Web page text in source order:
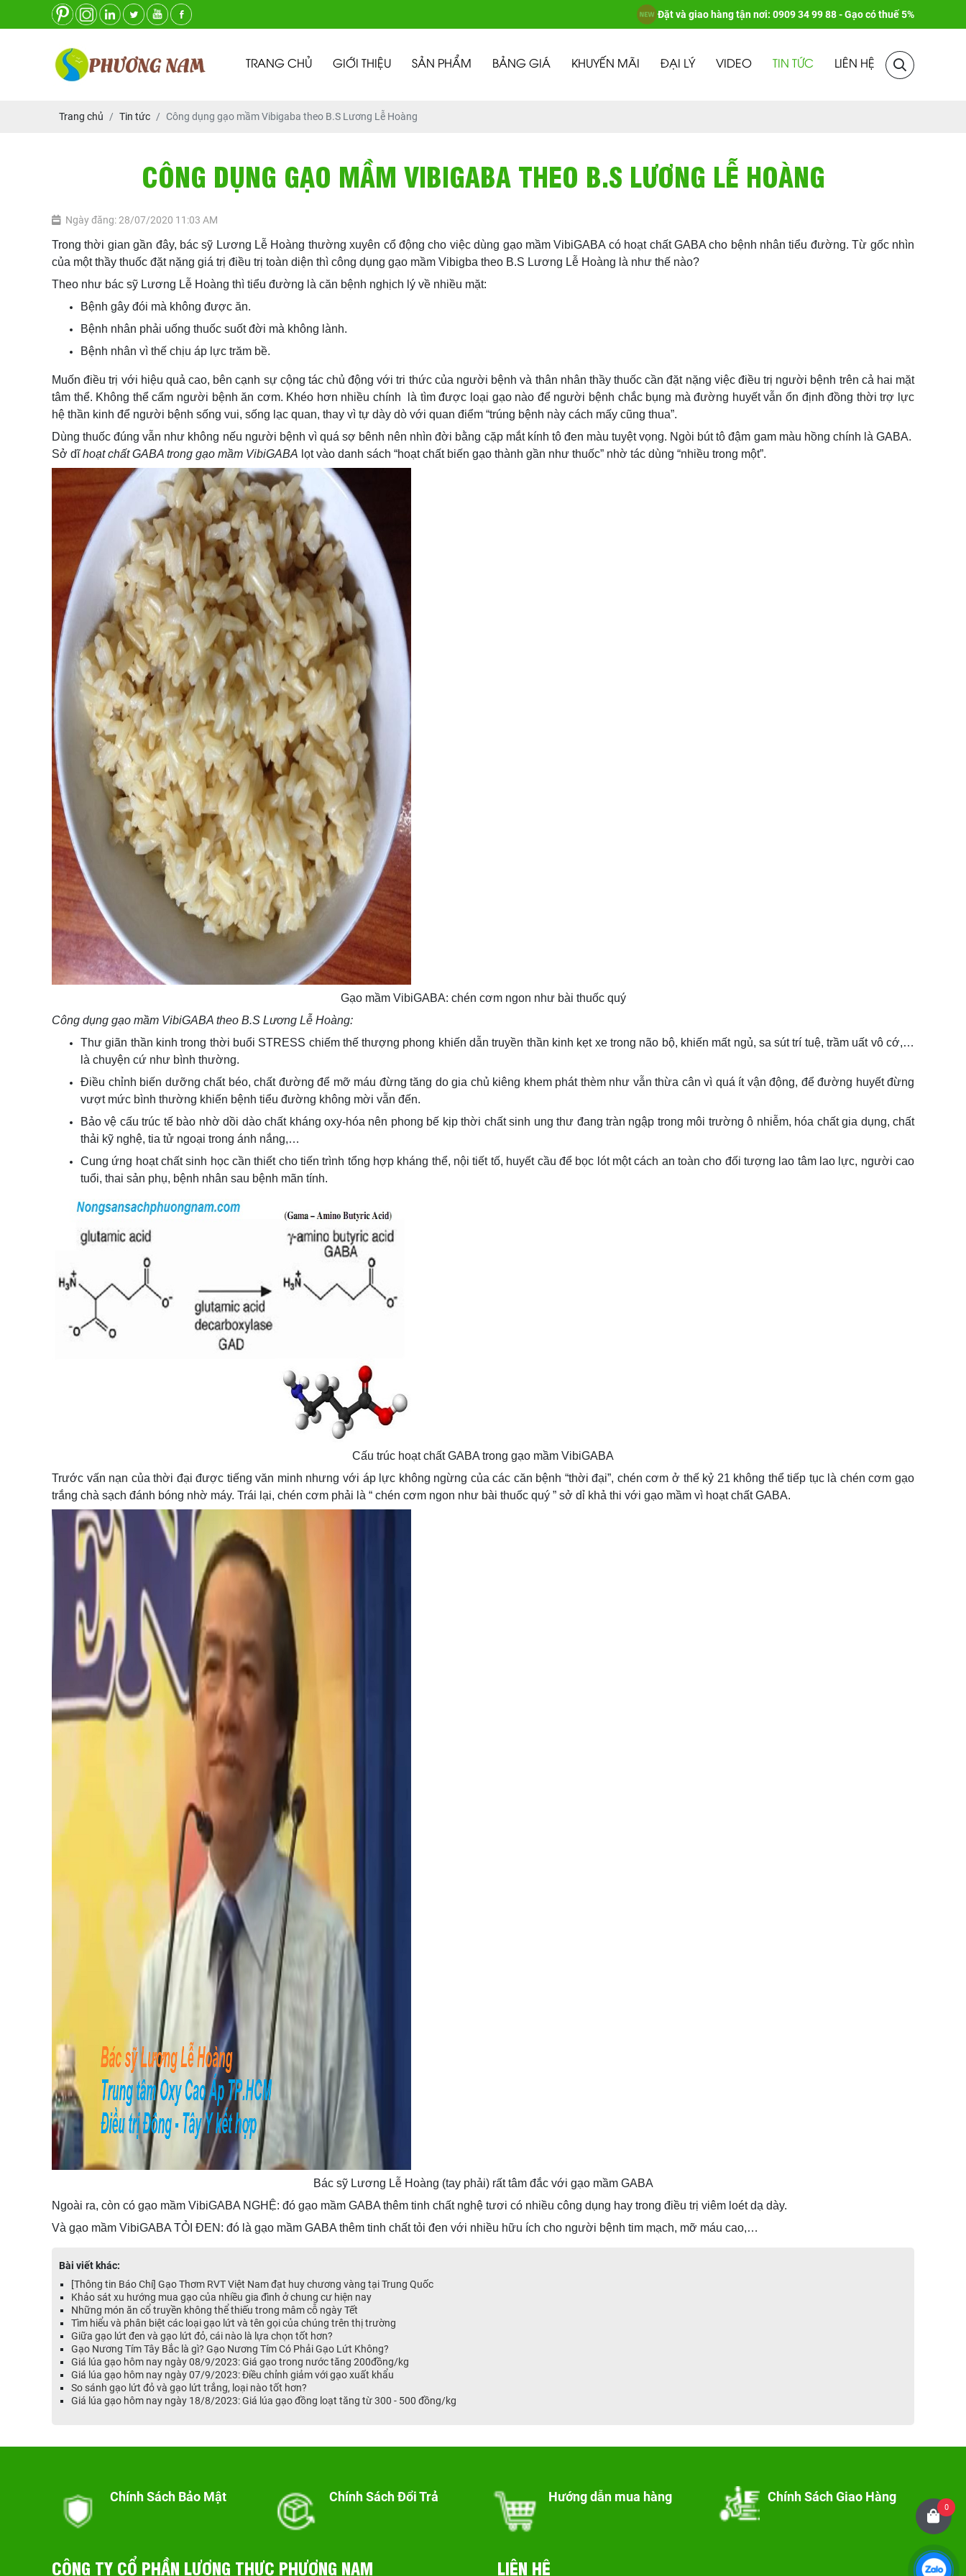
Đặt và giao hàng tận nơi: 0909 34 99 88 - Gạo có thuế 5%
TRANG CHỦ GIỚI THIỆU SẢN PHẨM BẢNG GIÁ KHUYẾN MÃI ĐẠI LÝ VIDEO TIN TỨC LIÊN HỆ
Trang chủ Tin tức Công dụng gạo mầm Vibigaba theo B.S Lương Lễ Hoàng
CÔNG DỤNG GẠO MẦM VIBIGABA THEO B.S LƯƠNG LỄ HOÀNG
Ngày đăng: 28/07/2020 11:03 AM
Trong thời gian gần đây, bác sỹ Lương Lễ Hoàng thường xuyên cổ động cho việc dùng gạo mầm VibiGABA có hoạt chất GABA cho bệnh nhân tiểu đường. Từ gốc nhìn
của một thầy thuốc đặt nặng giá trị điều trị toàn diện thì công dụng gạo mầm Vibigba theo B.S Lương Lễ Hoàng là như thế nào?
Theo như bác sỹ Lương Lễ Hoàng thì tiểu đường là căn bệnh nghịch lý về nhiều mặt:
Bệnh gây đói mà không được ăn.
Bệnh nhân phải uống thuốc suốt đời mà không lành.
Bệnh nhân vì thế chịu áp lực trăm bề.
Muốn điều trị với hiệu quả cao, bên cạnh sự cộng tác chủ động với tri thức của người bệnh và thân nhân thầy thuốc cần đặt nặng việc điều trị người bệnh trên cả hai mặt
tâm thể. Không thể cấm người bệnh ăn cơm. Khéo hơn nhiều chính là tìm được loại gạo nào để người bệnh chắc bụng mà đường huyết vẫn ổn định đồng thời trợ lực
hệ thần kinh để người bệnh sống vui, sống lạc quan, thay vì tự dày dò với quan điểm “trúng bệnh này cách mấy cũng thua”.
Dùng thuốc đúng vẫn như không nếu người bệnh vì quá sợ bênh nên nhìn đời bằng cặp mắt kính tô đen màu tuyệt vọng. Ngòi bút tô đậm gam màu hồng chính là GABA.
Sở dĩhoạt chất GABA trong gạo mầm VibiGABA lọt vào danh sách “hoạt chất biến gạo thành gần như thuốc” nhờ tác dùng “nhiều trong một”.
Gạo mầm VibiGABA: chén cơm ngon như bài thuốc quý
Công dụng gạo mầm VibiGABA theo B.S Lương Lễ Hoàng:
Thư giãn thần kinh trong thời buổi STRESS chiếm thế thượng phong khiến dẫn truyền thần kinh kẹt xe trong não bộ, khiến mất ngủ, sa sút trí tuệ, trầm uất vô cớ,…
là chuyện cứ như bình thường.
Điều chỉnh biến dưỡng chất béo, chất đường để mỡ máu đừng tăng do gia chủ kiêng khem phát thèm như vẫn thừa cân vì quá ít vận động, để đường huyết đừng
vượt mức bình thường khiến bệnh tiểu đường không mời vẫn đến.
Bảo vệ cấu trúc tế bào nhờ dồi dào chất kháng oxy-hóa nên phong bế kịp thời chất sinh ung thư đang tràn ngập trong môi trường ô nhiễm, hóa chất gia dụng, chất
thải kỹ nghệ, tia tử ngoại trong ánh nắng,…
Cung ứng hoạt chất sinh học cần thiết cho tiến trình tổng hợp kháng thể, nội tiết tố, huyết cầu để bọc lót một cách an toàn cho đối tượng lao tâm lao lực, người cao
tuổi, thai sản phụ, bệnh nhân sau bệnh mãn tính.
Cấu trúc hoạt chất GABA trong gạo mầm VibiGABA
Trước vấn nạn của thời đại được tiếng văn minh nhưng với áp lực không ngừng của các căn bệnh “thời đại”, chén cơm ở thế kỷ 21 không thể tiếp tục là chén cơm gạo
trắng chà sạch đánh bóng nhờ máy. Trái lại, chén cơm phải là “ chén cơm ngon như bài thuốc quý ” sở dỉ khả thi với gạo mầm vì hoạt chất GABA.
Bác sỹ Lương Lễ Hoàng (tay phải) rất tâm đắc với gạo mầm GABA
Ngoài ra, còn có gạo mầm VibiGABA NGHỆ: đó gạo mầm GABA thêm tinh chất nghệ tươi có nhiều công dụng hay trong điều trị viêm loét dạ dày.
Và gạo mầm VibiGABA TỎI ĐEN: đó là gạo mầm GABA thêm tinh chất tỏi đen với nhiều hữu ích cho người bệnh tim mạch, mỡ máu cao,…
Bài viết khác:
[Thông tin Báo Chí] Gạo Thơm RVT Việt Nam đạt huy chương vàng tại Trung Quốc
Khảo sát xu hướng mua gạo của nhiều gia đình ở chung cư hiện nay
Những món ăn cổ truyền không thể thiếu trong mâm cỗ ngày Tết
Tìm hiểu và phân biệt các loại gạo lứt và tên gọi của chúng trên thị trường
Giữa gạo lứt đen và gạo lứt đỏ, cái nào là lựa chọn tốt hơn?
Gạo Nương Tím Tây Bắc là gì? Gạo Nương Tím Có Phải Gạo Lứt Không?
Giá lúa gạo hôm nay ngày 08/9/2023: Giá gạo trong nước tăng 200đồng/kg
Giá lúa gạo hôm nay ngày 07/9/2023: Điều chỉnh giảm với gạo xuất khẩu
So sánh gạo lứt đỏ và gạo lứt trắng, loại nào tốt hơn?
Giá lúa gạo hôm nay ngày 18/8/2023: Giá lúa gạo đồng loạt tăng từ 300 - 500 đồng/kg
Chính Sách Bảo Mật Chính Sách Đổi Trả Hướng dẫn mua hàng Chính Sách Giao Hàng
CÔNG TY CỔ PHẦN LƯƠNG THỰC PHƯƠNG NAM LIÊN HỆ
0